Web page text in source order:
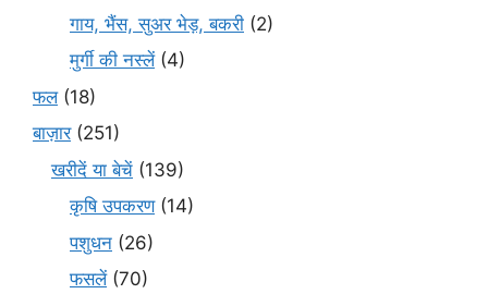
गाय, भैंस, सुअर भेड़, बकरी (2)
मुर्गी की नस्लें(4)
फल(18)
बाज़ार(251)
खरीदें या बेचें (139)
कृषि उपकरण(14)
पशुधन (26)
फसलें(70)